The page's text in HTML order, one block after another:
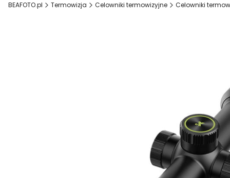
BEAFOTO.pl Termowizja Celowniki termowizyjne Celowniki